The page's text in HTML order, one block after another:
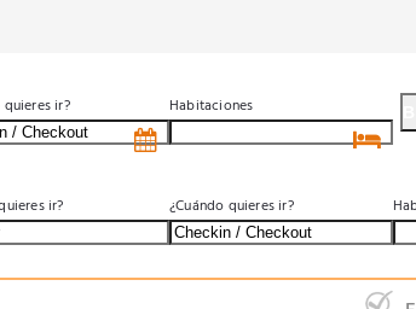
quieres ir? Habitaciones
ir? ¿Cuándo quieres ir?